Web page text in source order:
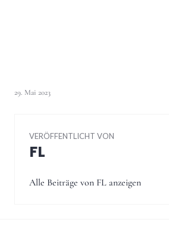
29. Mai 2023
VERÖFFENTLICHT VON
FL
Alle Beiträge von FL anzeigen